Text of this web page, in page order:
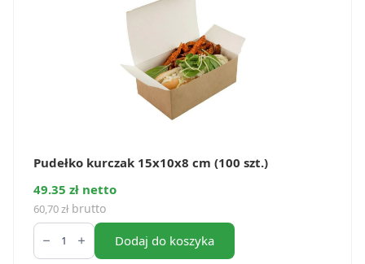
Pudełko kurczak 15x10x8 cm (100 szt.)
49.35 zł netto
60,70zł brutto
ilość
Pudełko
kurczak
Dodaj do koszyka